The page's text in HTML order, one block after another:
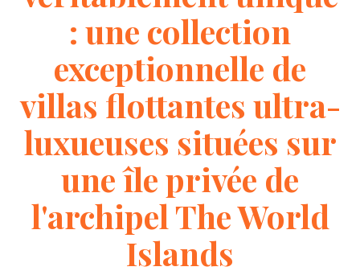
: une collection
exceptionnelle de
villas flottantes ultra-
luxueuses situées sur
une île privée de
l'archipel The World
Islands